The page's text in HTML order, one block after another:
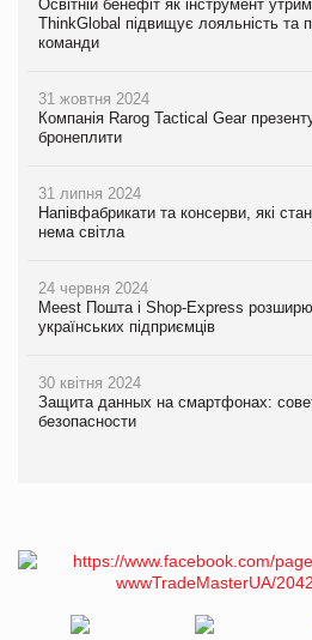
Освітній бенефіт як інструмент
ThinkGlobal підвищує лояльність та
команди
31 жовтня 2024
Компанія Rarog Tactical Gear
бронеплити
31 липня 2024
Напівфабрикати та консерви, які
нема світла
24 червня 2024
Meest Пошта і Shop-Express
українських підприємців
30 квітня 2024
Защита данных на смартфонах:
безопасности